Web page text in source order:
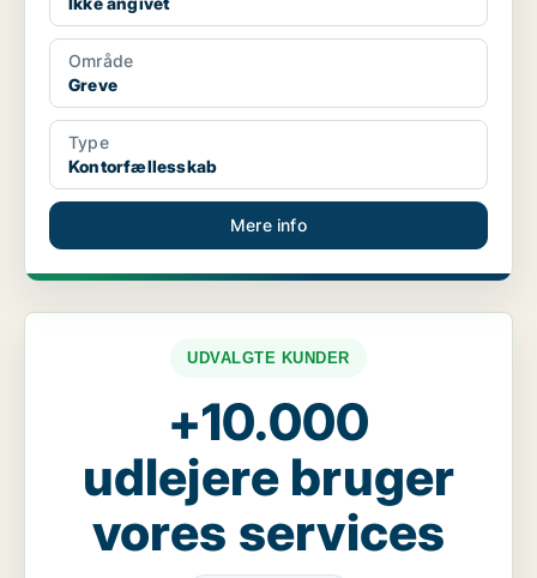
Område
Greve
Type
Kontorfællesskab
Mere info
UDVALGTE KUNDER
+10.000
udlejere bruger
vores services